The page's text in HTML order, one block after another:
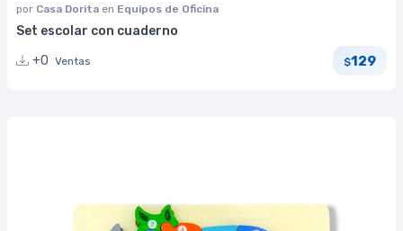
por Casa Dorita en Equipos de Oficina
Set escolar con cuaderno
+0 Ventas $129